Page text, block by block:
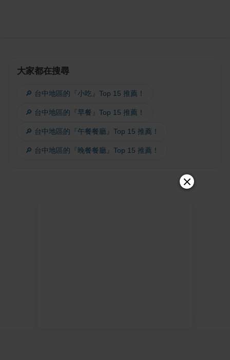
大家都在搜尋
🔎 台中地區的『小吃』Top 15 推薦！
🔎 台中地區的『早餐』Top 15 推薦！
🔎 台中地區的『午餐餐廳』Top 15 推薦！
🔎 台中地區的『晚餐餐廳』Top 15 推薦！